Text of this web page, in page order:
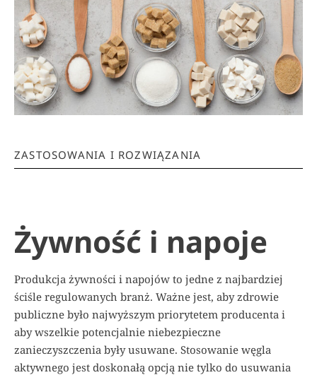
ZASTOSOWANIA I ROZWIĄZANIA
Żywność i napoje
Produkcja żywności i napojów to jedne z najbardziej
ściśle regulowanych branż. Ważne jest, aby zdrowie
publiczne było najwyższym priorytetem producenta i
aby wszelkie potencjalnie niebezpieczne
zanieczyszczenia były usuwane. Stosowanie węgla
aktywnego jest doskonałą opcją nie tylko do usuwania